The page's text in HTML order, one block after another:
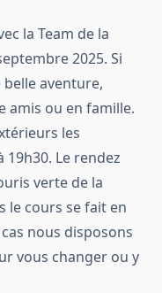
la Team de la
2025. Si
aventure,
amis ou en famille.
les
Le rendez
verte de la
le cours se fait en
nous disposons
vous changer ou y